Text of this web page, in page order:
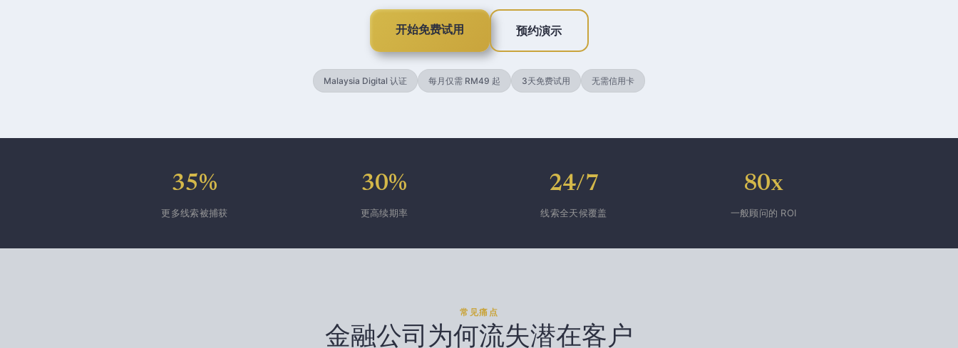
开始免费试用 预约演示
Malaysia Digital 认证 每月仅需 RM49 起 3天免费试用 无需信用卡
35%
更多线索被捕获
30%
更高续期率
24/7
线索全天候覆盖
80x
一般顾问的 ROI
常见痛点
金融公司为何流失潜在客户